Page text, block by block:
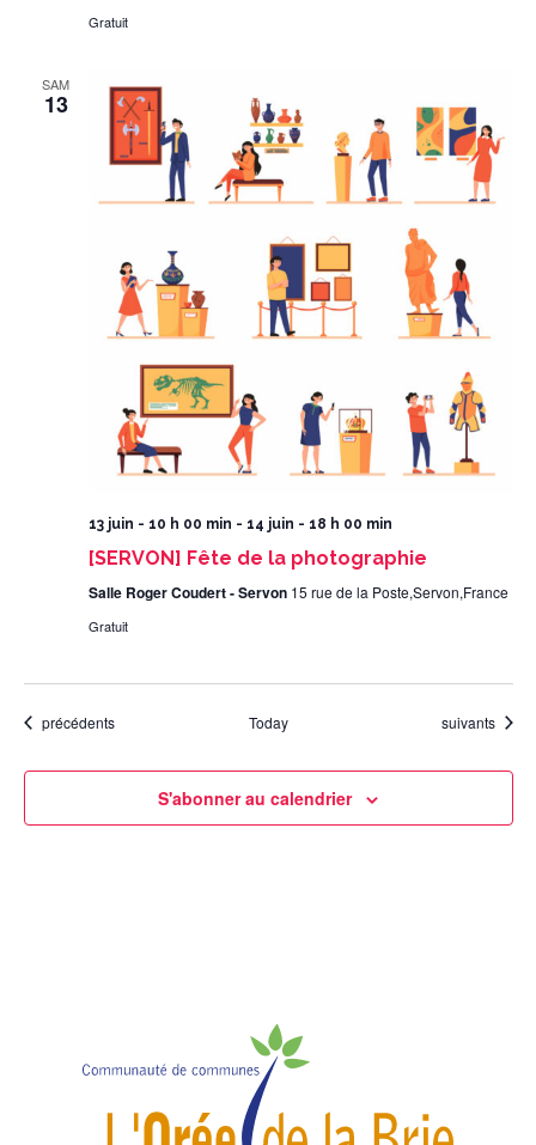
Gratuit
SAM
13
13 juin - 10 h 00 min - 14 juin - 18 h 00 min
[SERVON] Fête de la photographie
Salle Roger Coudert - Servon 15 rue de la Poste,Servon,France
Gratuit
Évènements
précédents Today Évènements
suivants
S'abonner au calendrier